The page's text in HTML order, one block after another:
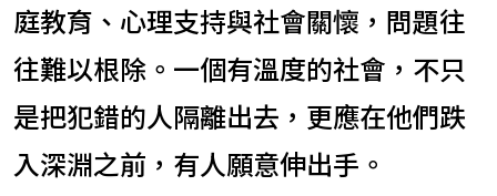
庭教育、心理支持與社會關懷，問題往
往難以根除。一個有溫度的社會，不只
是把犯錯的人隔離出去，更應在他們跌
入深淵之前，有人願意伸出手。